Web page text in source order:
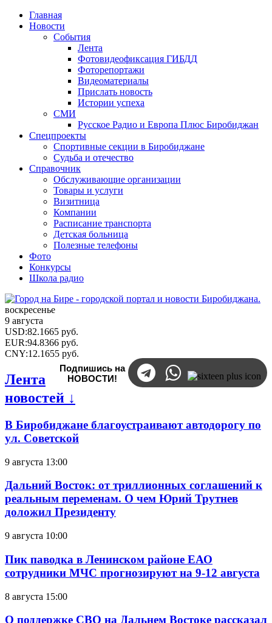
Главная
Новости
События
Лента
Фотовидеофиксация ГИБДД
Фоторепортажи
Видеоматериалы
Прислать новость
Истории успеха
СМИ
Русское Радио и Европа Плюс Биробиджан
Спецпроекты
Спортивные секции в Биробиджане
Судьба и отечество
Справочник
Обслуживающие организации
Товары и услуги
Визитница
Компании
Расписание транспорта
Детская больница
Полезные телефоны
Фото
Конкурсы
Школа радио
воскресенье
9 августа
USD:82.1665 руб.
EUR:94.8366 руб.
CNY:12.1655 руб.
Подпишись на
НОВОСТИ!
Лента
новостей ↓
В Биробиджане благоустраивают автодорогу по
ул. Советской
9 августа 13:00
Дальний Восток: от триллионных соглашений к
реальным переменам. О чем Юрий Трутнев
доложил Президенту
9 августа 10:00
Пик паводка в Ленинском районе ЕАО
сотрудники МЧС прогнозируют на 9-12 августа
8 августа 15:00
О поддержке СВО на Дальнем Востоке рассказал